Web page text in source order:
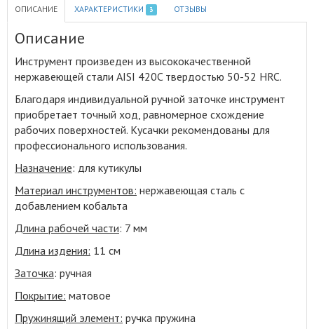
ОПИСАНИЕ ХАРАКТЕРИСТИКИ 3 ОТЗЫВЫ
Описание
Инструмент произведен из высококачественной
нержавеющей стали AISI 420C твердостью 50-52 HRC.
Благодаря индивидуальной ручной заточке инструмент
приобретает точный ход, равномерное схождение
рабочих поверхностей. Кусачки рекомендованы для
профессионального использования.
Назначение: для кутикулы
Материал инструментов: нержавеющая сталь с
добавлением кобальта
Длина рабочей части: 7 мм
Длина издения: 11 см
Заточка: ручная
Покрытие: матовое
Пружинящий элемент: ручка пружина